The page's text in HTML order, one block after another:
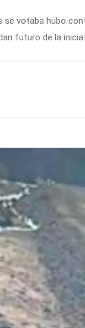
se votaba hubo
futuro de la